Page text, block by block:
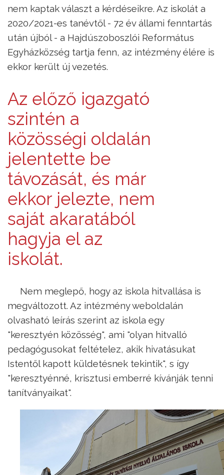
nem kaptak választ a kérdéseikre. Az iskolát a
2020/2021-es tanévtől - 72 év állami fenntartás
után újból - a Hajdúszoboszlói Református
Egyházközség tartja fenn, az intézmény élére is
ekkor került új vezetés.
Az előző igazgató
szintén a
közösségi oldalán
jelentette be
távozását, és már
ekkor jelezte, nem
saját akaratából
hagyja el az
iskolát.
Nem meglepő, hogy az iskola hitvallása is
megváltozott. Az intézmény weboldalán
olvasható leírás szerint az iskola egy
"keresztyén közösség", ami "olyan hitvalló
pedagógusokat feltételez, akik hivatásukat
Istentől kapott küldetésnek tekintik", s így
"keresztyénné, krisztusi emberré kívánják tenni
tanítványaikat".